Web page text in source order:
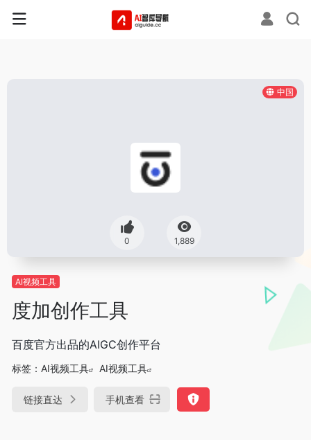
中国
0 1,889
AI视频工具
度加创作工具
百度官方出品的AIGC创作平台
标签： AI视频工具 AI视频工具
链接直达 手机查看